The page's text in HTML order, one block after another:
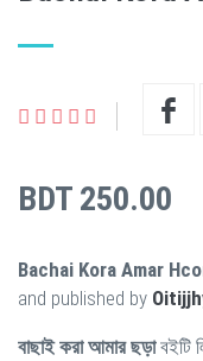
BDT 250.00
Bachai Kora Amar
and published by
বাছাই করা আমার ছড়াবইটি